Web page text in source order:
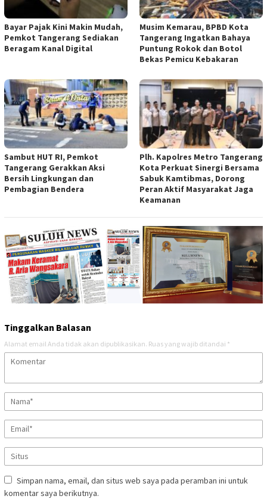
Bayar Pajak Kini Makin Mudah,
Pemkot Tangerang Sediakan
Beragam Kanal Digital
Musim Kemarau, BPBD Kota
Tangerang Ingatkan Bahaya
Puntung Rokok dan Botol
Bekas Pemicu Kebakaran
Sambut HUT RI, Pemkot
Tangerang Gerakkan Aksi
Bersih Lingkungan dan
Pembagian Bendera
Plh. Kapolres Metro Tangerang
Kota Perkuat Sinergi Bersama
Sabuk Kamtibmas, Dorong
Peran Aktif Masyarakat Jaga
Keamanan
Tinggalkan Balasan
Alamat email Anda tidak akan dipublikasikan. Ruas yang wajib ditandai *
Simpan nama, email, dan situs web saya pada peramban ini untuk
komentar saya berikutnya.